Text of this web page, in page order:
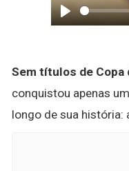
Play
Sem títulos de Copa
conquistou apenas
longo de sua história: